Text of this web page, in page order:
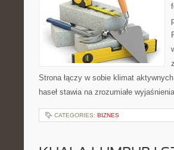
Strona łączy w sobie klimat
haseł stawia na zrozumiałe
CATEGORIES: BIZNES